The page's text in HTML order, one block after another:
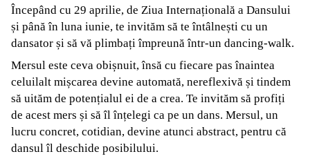
Începând cu 29 aprilie, de Ziua Internațională a Dansului
și până în luna iunie, te invităm să te întâlnești cu un
dansator și să vă plimbați împreună într-un dancing-walk.
Mersul este ceva obișnuit, însă cu fiecare pas înaintea
celuilalt mișcarea devine automată, nereflexivă și tindem
să uităm de potențialul ei de a crea. Te invităm să profiți
de acest mers și să îl înțelegi ca pe un dans. Mersul, un
lucru concret, cotidian, devine atunci abstract, pentru că
dansul îl deschide posibilului.